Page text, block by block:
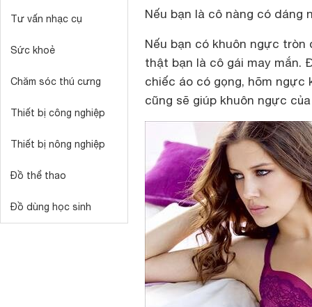
Tư vấn nhạc cụ
Sức khoẻ
Chăm sóc thú cưng
Thiết bị công nghiệp
Thiết bị nông nghiệp
Đồ thể thao
Đồ dùng học sinh
Nếu bạn là cô nàng có dáng
Nếu bạn có khuôn ngực
thật bạn là cô gái may mắn.
chiếc áo có gọng, hõm ngực
cũng sẽ giúp khuôn ngực